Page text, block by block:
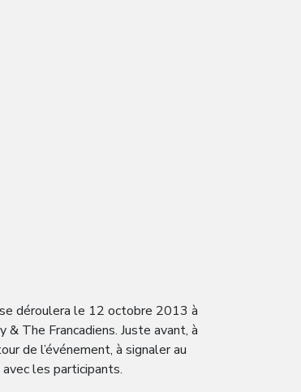
déroulera le 12 octobre 2013 à
The Francadiens. Juste avant, à
de l’événement, à signaler au
les participants.